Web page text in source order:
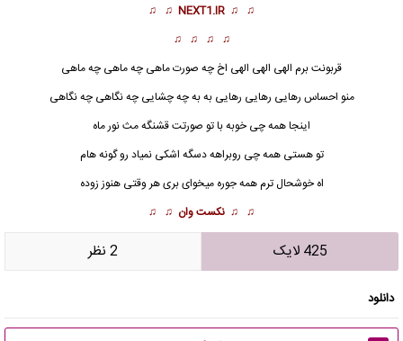
♫ ♫
NEXT1.IR
♫ ♫
♫ ♫ ♫ ♫
قربونت برم الهی الهی الهی اخ چه صورت ماهی چه ماهی چه ماهی
منو احساس رهایی رهایی رهایی به به چه چشایی چه نگاهی چه نگاهی
اینجا همه چی خوبه با تو صورتت قشنگه مث نور ماه
تو هستی همه چی روبراهه دسگه اشکی نمیاد رو گونه هام
اه خوشحال ترم همه جوره میخوای بری هر وقتی هنوز زوده
♫ ♫ نکست وان ♫ ♫
425 لایک 2 نظر
دانلود